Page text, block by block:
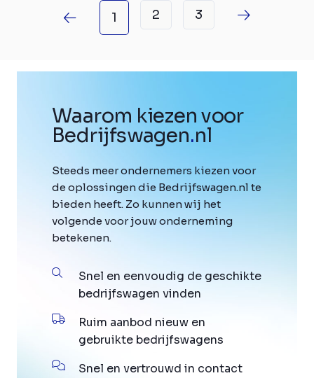
1 2 3
Waarom kiezen voor
Bedrijfswagen.nl
Steeds meer ondernemers kiezen voor
de oplossingen die Bedrijfswagen.nl te
bieden heeft. Zo kunnen wij het
volgende voor jouw onderneming
betekenen.
Snel en eenvoudig de geschikte
bedrijfswagen vinden
Ruim aanbod nieuw en
gebruikte bedrijfswagens
Snel en vertrouwd in contact